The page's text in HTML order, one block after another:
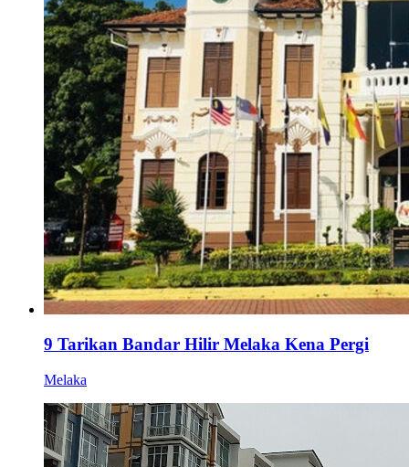
9 Tarikan Bandar Hilir Melaka Kena Pergi
Melaka